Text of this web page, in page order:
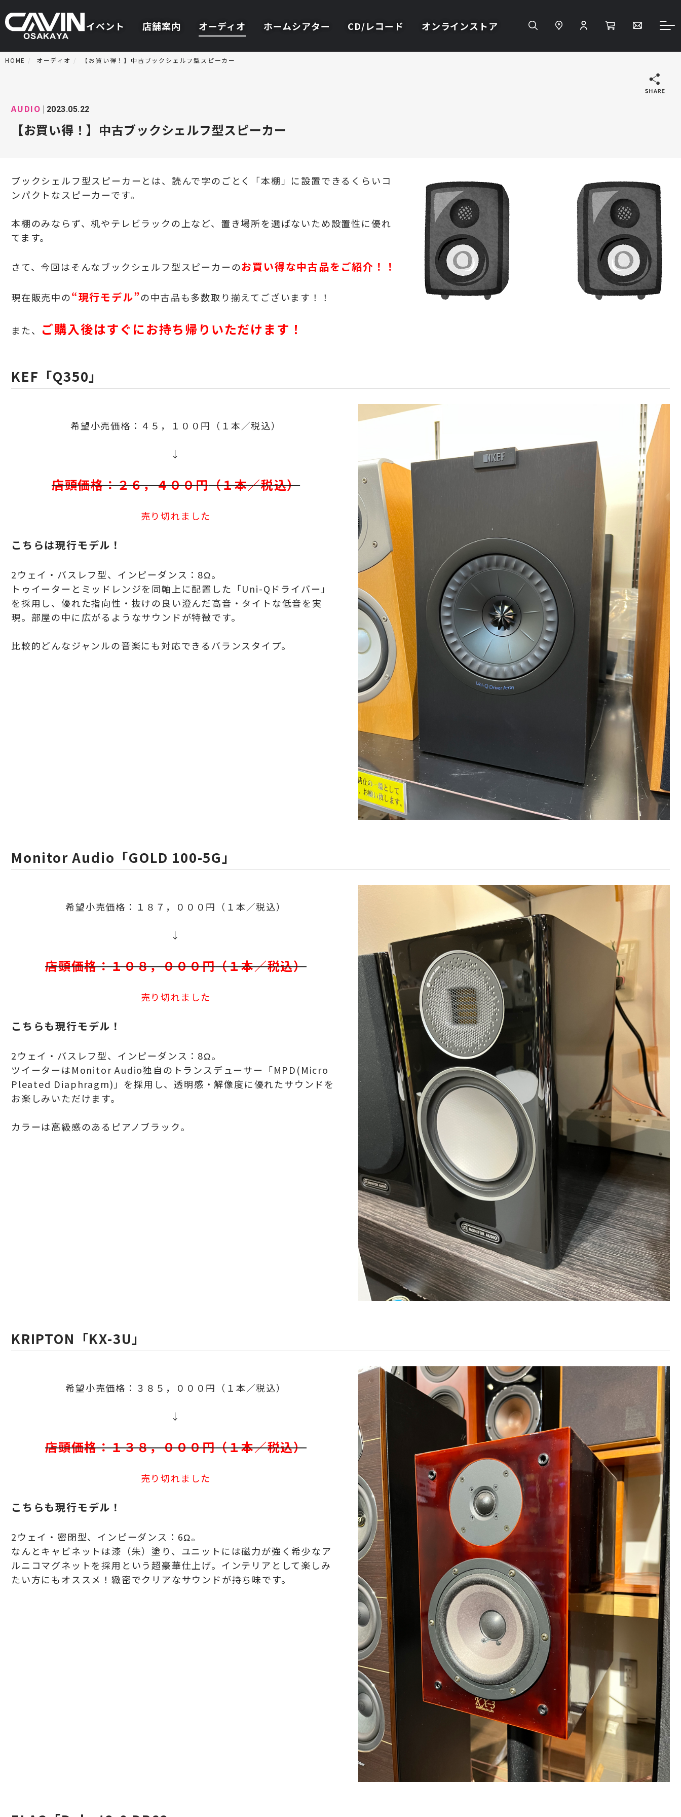
イベント 店舗案内 オーディオ ホームシアター CD/レコード オンラインストア
HOME オーディオ 【お買い得！】中古ブックシェルフ型スピーカー
AUDIO 2023.05.22
【お買い得！】中古ブックシェルフ型スピーカー
ブックシェルフ型スピーカーとは、読んで字のごとく「本棚」に設置できるくらいコ
ンパクトなスピーカーです。
本棚のみならず、机やテレビラックの上など、置き場所を選ばないため設置性に優れ
てます。
さて、今回はそんなブックシェルフ型スピーカーのお買い得な中古品をご紹介！！
現在販売中の“現行モデル”の中古品も多数取り揃えてございます！！
また、 ご購入後はすぐにお持ち帰りいただけます！
KEF「Q350」
希望小売価格：４５，１００円 （１本／税込）
↓
店頭価格：２６，４００円（１本／税込）
売り切れました
こちらは現行モデル！
2ウェイ・バスレフ型、インピーダンス：8Ω。
トゥイーターとミッドレンジを同軸上に配置した「Uni-Qドライバー」
を採用し、優れた指向性・抜けの良い澄んだ高音・タイトな低音を実
現。部屋の中に広がるようなサウンドが特徴です。
比較的どんなジャンルの音楽にも対応できるバランスタイプ。
Monitor Audio「GOLD 100-5G」
希望小売価格：１８７，０００円 （１本／税込）
↓
店頭価格：１０８，０００円（１本／税込）
売り切れました
こちらも現行モデル！
2ウェイ・バスレフ型、インピーダンス：8Ω。
ツイーターはMonitor Audio独自のトランスデューサー「MPD(Micro
Pleated Diaphragm)」を採用し、透明感・解像度に優れたサウンドを
お楽しみいただけます。
カラーは高級感のある ピアノブラック。
KRIPTON「KX-3U」
希望小売価格：３８５，０００円 （１本／税込）
↓
店頭価格：１３８，０００円（１本／税込）
売り切れました
こちらも現行モデル！
2ウェイ・密閉型、インピーダンス：6Ω。
なんとキャビネットは漆（朱）塗り、ユニットには磁力が強く希少なア
ルニコマグネットを採用という超豪華仕上げ。インテリアとして楽しみ
たい方にもオススメ！ 緻密でクリアなサウンドが持ち味です。